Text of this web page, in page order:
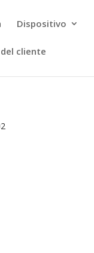
Dispositivo
cliente